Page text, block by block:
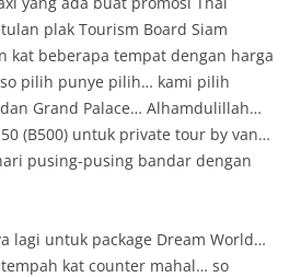
plak Tourism Board Siam
kat beberapa tempat dengan harga
pilih punye pilih… kami pilih
Grand Palace… Alhamdulillah…
(B500) untuk private tour by van…
pusing-pusing bandar dengan
lagi untuk package Dream World…
kat counter mahal… so